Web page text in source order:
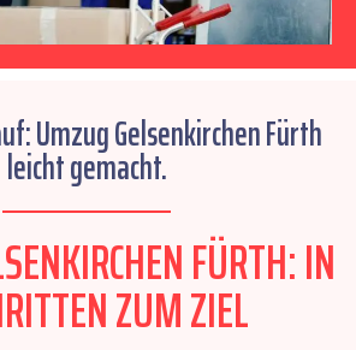
Umzug Gelsenkirchen Fürth
leicht gemacht.
FÜRTH: IN
ZUM ZIEL